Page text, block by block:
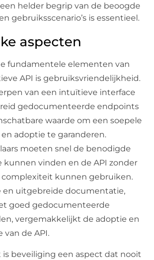
helder begrip van de beoogde
gebruiksscenario’s is essentieel.
aspecten
fundamentele elementen van
API is gebruiksvriendelijkheid.
van een intuïtieve interface
gedocumenteerde endpoints
waarde om een soepele
adoptie te garanderen.
moeten snel de benodigde
kunnen vinden en de API zonder
kunnen gebruiken.
en uitgebreide documentatie,
goed gedocumenteerde
vergemakkelijkt de adoptie en
van de API.
is beveiliging een aspect dat nooit